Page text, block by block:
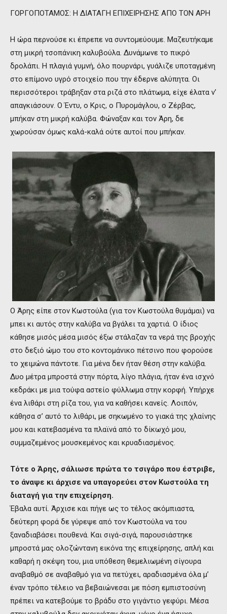
ΓΟΡΓΟΠΟΤΑΜΟΣ: Η ΔΙΑΤΑΓΗ ΕΠΙΧΕΙΡΗΣΗΣ ΑΠΟ ΤΟΝ ΑΡΗ
Η ώρα περνούσε κι έπρεπε να συντομεύουμε. Μαζευτήκαμε
στη μικρή τσοπάνικη καλυβούλα. Δυνάμωνε το πικρό
δρολάπι. Η πλαγιά γυμνή, όλο πουρνάρι, γυάλιζε υποταγμένη
στο επίμονο υγρό στοιχείο που την έδερνε αλύπητα. Οι
περισσότεροι τράβηξαν στα ριζά στο πλάτωμα, είχε έλατα ν’
απαγκιάσουν. Ο Έντυ, ο Κρις, ο Πυρομάγλου, ο Ζέρβας,
μπήκαν στη μικρή καλύβα. Φώναξαν και τον Άρη, δε
χωρούσαν όμως καλά-καλά ούτε αυτοί που μπήκαν.
Ο Άρης είπε στον Κωστούλα (για τον Κωστούλα θυμάμαι) να
μπει κι αυτός στην καλύβα να βγάλει τα χαρτιά. Ο ίδιος
κάθησε μισός μέσα μισός έξω στάλαζαν τα νερά της βροχής
στο δεξιό ώμο του στο κοντομάνικο πέτσινο που φορούσε
το χειμώνα πάντοτε. Για μένα δεν ήταν θέση στην καλύβα.
Δυο μέτρα μπροστά στην πόρτα, λίγο πλάγια, ήταν ένα ισχνό
κεδράκι με μια τούφα αστείο φύλλωμα στην κορφή. Υπήρχε
ένα λιθάρι στη ρίζα του, για να καθήσει κανείς. Λοιπόν,
κάθησα σ’ αυτό το λιθάρι, με σηκωμένο το γιακά της χλαίνης
μου και κατεβασμένα τα πλαϊνά από το δίκωχό μου,
συμμαζεμένος μουσκεμένος και κρυαδιασμένος.
Τότε ο Άρης, σάλιωσε πρώτα το τσιγάρο που έστριβε,
το άναψε κι άρχισε να υπαγορεύει στον Κωστούλα τη
διαταγή για την επιχείρηση.
Έβαλα αυτί. Άρχισε και πήγε ως το τέλος ακόμπιαστα,
δεύτερη φορά δε γύρεψε από τον Κωστούλα να του
ξαναδιαβάσει πουθενά. Και σιγά-σιγά, παρουσιάστηκε
μπροστά μας ολοζώντανη εικόνα της επιχείρησης, απλή και
καθαρή η σκέψη του, μια υπόθεση θεμελιωμένη σίγουρα
αναβαθμό σε αναβαθμό για να πετύχει, αραδιασμένα όλα μ’
έναν τρόπο τέλειο να βεβαιώνεσαι με πόση εμπιστοσύνη
πρέπει να κατεβούμε το βράδυ στο γιγάντιο γεφύρι. Μέσα